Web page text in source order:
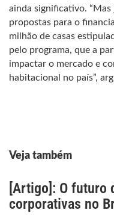
ainda significativo. “Mas
propostas para o
milhão de casas
pelo programa, que a
impactar o mercado e
habitacional no país”,
Veja também
[Artigo]: O futuro
corporativas no